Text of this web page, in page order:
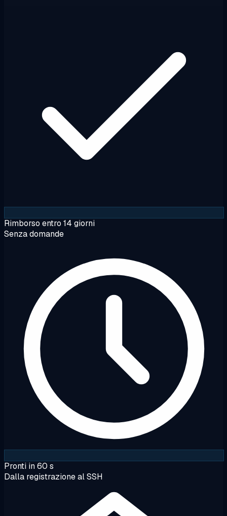
Rimborso entro 14 giorni
Senza domande
Pronti in 60 s
Dalla registrazione al SSH